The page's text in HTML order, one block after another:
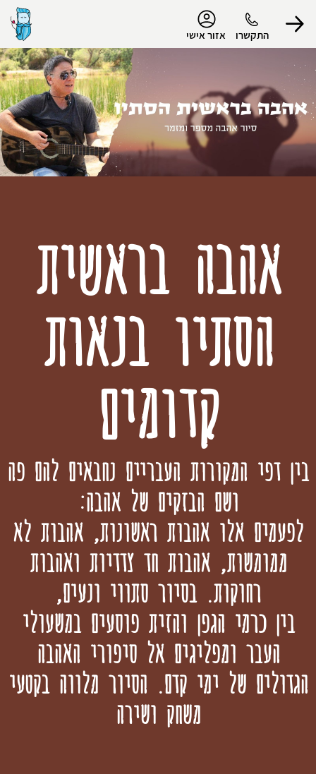
התקשרו אזור אישי
הפרופיל שלי
התנתק
אהבה בראשית
הסתיו בנאות
קדומים
בין דפי המקורות העבריים נחבאים להם פה
ושם הבזקים של אהבה:
לפעמים אלו אהבות ראשונות, אהבות לא
ממומשות,אהבות חד צדדיות ואהבות
רחוקות. בסיור סתווי ונעים,
בין כרמי הגפן והזית פוסעים במשעולי
העבר ומפליגים אל סיפורי האהבה
הגדולים של ימי קדם. הסיור מלווה בקטעי
משחק ושירה